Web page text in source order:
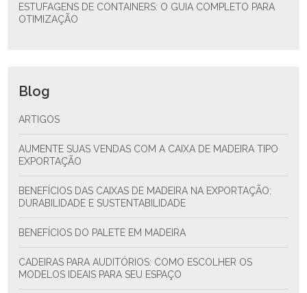
ESTUFAGENS DE CONTAINERS: O GUIA COMPLETO PARA
OTIMIZAÇÃO
Blog
ARTIGOS
AUMENTE SUAS VENDAS COM A CAIXA DE MADEIRA TIPO
EXPORTAÇÃO
BENEFÍCIOS DAS CAIXAS DE MADEIRA NA EXPORTAÇÃO:
DURABILIDADE E SUSTENTABILIDADE
BENEFÍCIOS DO PALETE EM MADEIRA
CADEIRAS PARA AUDITÓRIOS: COMO ESCOLHER OS
MODELOS IDEAIS PARA SEU ESPAÇO